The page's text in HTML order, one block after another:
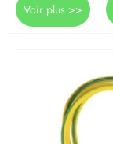
Voir plus >>